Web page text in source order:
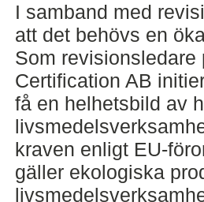
I samband med
att det behövs en
Som
Certification AB
få en helhetsbild av
kraven enligt EU-
gäller ekologiska